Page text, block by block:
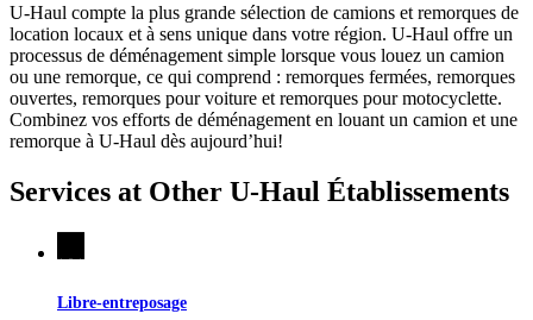
U-Haul compte la plus grande sélection de camions et remorques de
location locaux et à sens unique dans votre région. U-Haul offre un
processus de déménagement simple lorsque vous louez un camion
ou une remorque, ce qui comprend : remorques fermées, remorques
ouvertes, remorques pour voiture et remorques pour motocyclette.
Combinez vos efforts de déménagement en louant un camion et une
remorque à U-Haul dès aujourd’hui!
Services at Other U-Haul Établissements
Libre-entreposage